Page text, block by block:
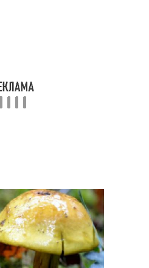
Гриб с оранжевой
шляпкой
Осенние грибы